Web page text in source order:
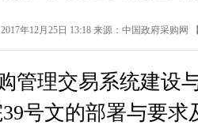
2017年12月25日 13:18来源： 中国政府采购网
管理交易系统建设
39号文的部署与要求